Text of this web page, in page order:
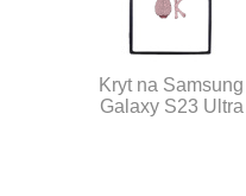
Kryt na Samsung
Galaxy S23 Ultra